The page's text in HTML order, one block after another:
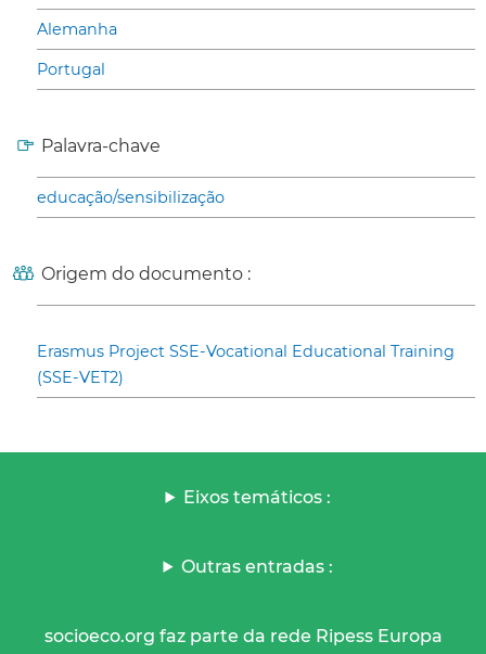
Alemanha
Portugal
Palavra-chave
educação/sensibilização
Origem do documento :
Erasmus Project SSE-Vocational Educational Training
(SSE-VET2)
Eixos temáticos :
Outras entradas :
socioeco.org faz parte da rede Ripess Europa